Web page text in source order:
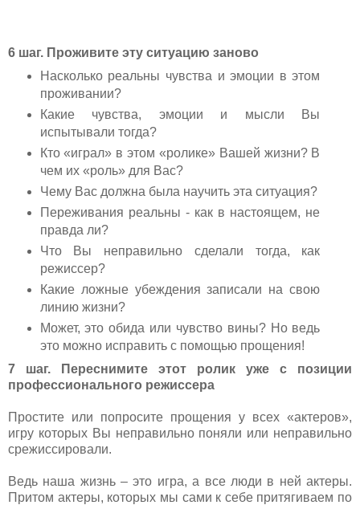
6 шаг. Проживите эту ситуацию заново
Насколько реальны чувства и эмоции в этом
проживании?
Какие чувства, эмоции и мысли Вы
испытывали тогда?
Кто «играл» в этом «ролике» Вашей жизни? В
чем их «роль» для Вас?
Чему Вас должна была научить эта ситуация?
Переживания реальны - как в настоящем, не
правда ли?
Что Вы неправильно сделали тогда, как
режиссер?
Какие ложные убеждения записали на свою
линию жизни?
Может, это обида или чувство вины? Но ведь
это можно исправить с помощью прощения!
7 шаг. Переснимите этот ролик уже с позиции
профессионального режиссера
Простите или попросите прощения у всех «актеров»,
игру которых Вы неправильно поняли или неправильно
срежиссировали.
Ведь наша жизнь – это игра, а все люди в ней актеры.
Притом актеры, которых мы сами к себе притягиваем по